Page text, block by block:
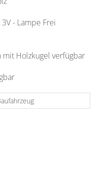
- Lampe Frei
Holzkugel verfügbar